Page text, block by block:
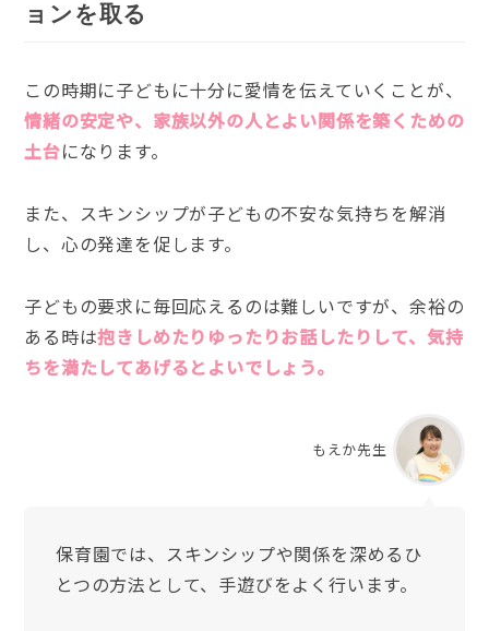
ョンを取る
この時期に子どもに十分に愛情を伝えていくことが、
情緒の安定や、家族以外の人とよい関係を築くための
土台になります。
また、スキンシップが子どもの不安な気持ちを解消
し、心の発達を促します。
子どもの要求に毎回応えるのは難しいですが、余裕の
ある時は抱きしめたりゆったりお話したりして、気持
ちを満たしてあげるとよいでしょう。
もえか先生
保育園では、スキンシップや関係を深めるひ
とつの方法として、手遊びをよく行います。